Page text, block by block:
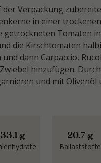
Verpackung
in einer
getrockneten Tomaten
die Kirschtomaten
dann Carpaccio,
hinzufügen.
und mit Olivenöl
33.1 g 20.7 g
Ballaststoffe